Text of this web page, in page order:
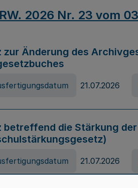
2026 Nr. 23 vom
zur Änderung des
21.07.2026
betreffend die Stärkung
21.07.2026